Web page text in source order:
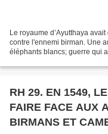
Le royaume d’Ayutthaya
contre l'ennemi birman. Une
éléphants blancs; guerre qui
RH 29. EN 1549,
FAIRE FACE AUX
BIRMANS ET